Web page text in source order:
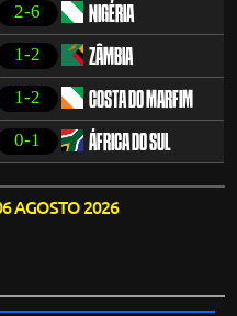
2-6 NIGÉRIA
1-2 ZÂMBIA
1-2 COSTA DO MARFIM
0-1 ÁFRICA DO SUL
AGOSTO 2026